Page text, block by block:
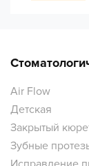
Air Flow
Детская
Закрытый
Зубные